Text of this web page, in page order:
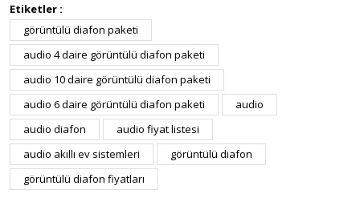
Etiketler :
görüntülü diafon paketi
audio 4 daire görüntülü diafon paketi
audio 10 daire görüntülü diafon paketi
audio 6 daire görüntülü diafon paketi
audio
audio diafon
audio fiyat listesi
audio akıllı ev sistemleri
görüntülü diafon
görüntülü diafon fiyatları